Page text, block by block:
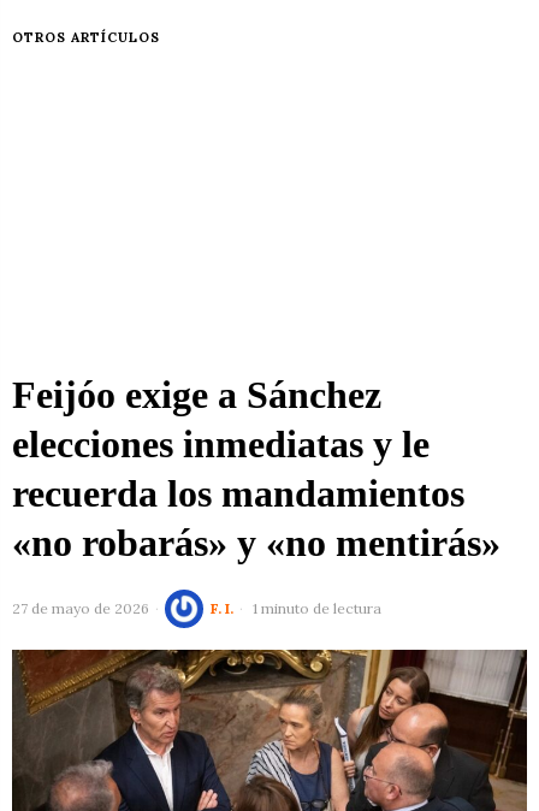
OTROS ARTÍCULOS
Feijóo exige a Sánchez
elecciones inmediatas y le
recuerda los mandamientos
«no robarás» y «no mentirás»
27 de mayo de 2026 F. I. 1 minuto de lectura